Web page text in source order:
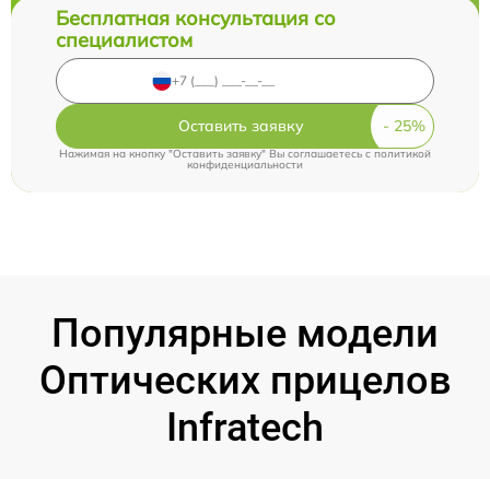
Бесплатная консультация со
специалистом
Оставить заявку
Нажимая на кнопку "Оставить заявку" Вы соглашаетесь cполитикой
конфиденциальности
Популярные модели
Оптических прицелов
Infratech